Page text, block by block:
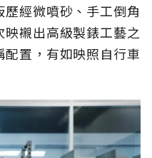
經微噴砂、手工倒角
襯出高級製錶工藝之
置，有如映照自行車